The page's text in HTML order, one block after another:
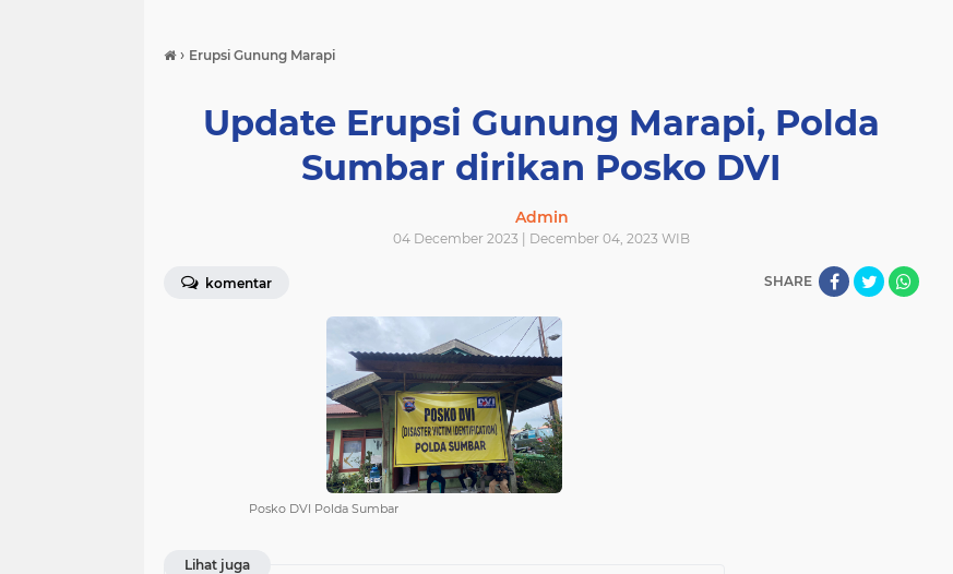
› Erupsi Gunung Marapi
Update Erupsi Gunung Marapi, Polda
Sumbar dirikan Posko DVI
Admin
04 December 2023 | December 04, 2023 WIB
komentar SHARE
Posko DVI Polda Sumbar
Lihat juga